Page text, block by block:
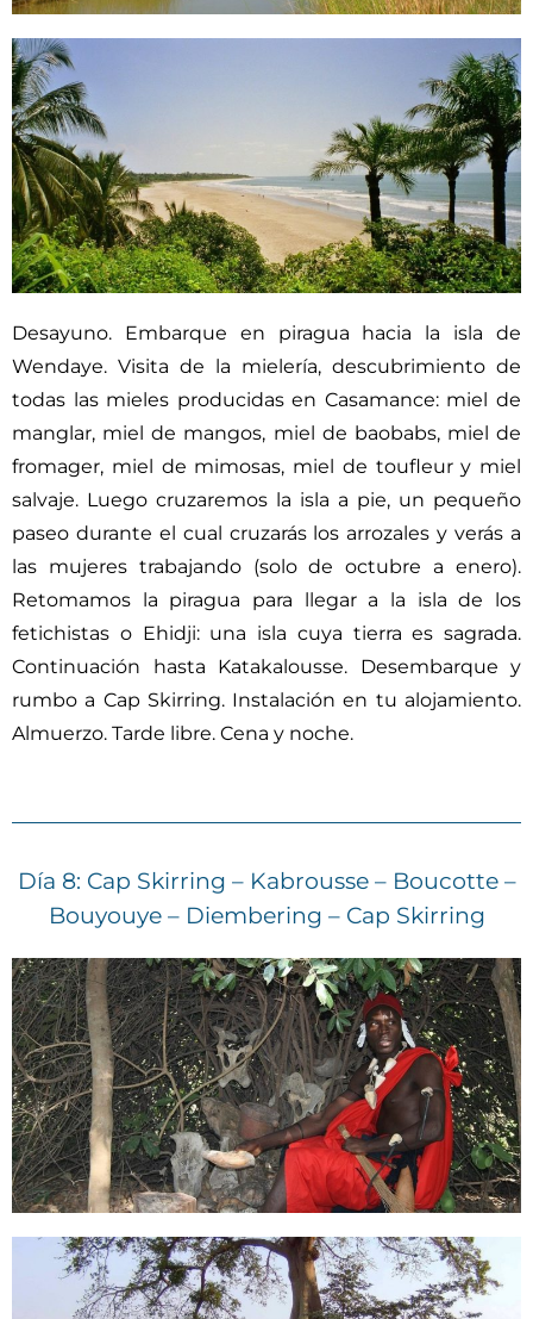
Desayuno. Embarque en piragua hacia la isla de
Wendaye. Visita de la mielería, descubrimiento de
todas las mieles producidas en Casamance: miel de
manglar, miel de mangos, miel de baobabs, miel de
fromager, miel de mimosas, miel de toufleur y miel
salvaje. Luego cruzaremos la isla a pie, un pequeño
paseo durante el cual cruzarás los arrozales y verás a
las mujeres trabajando (solo de octubre a enero).
Retomamos la piragua para llegar a la isla de los
fetichistas o Ehidji: una isla cuya tierra es sagrada.
Continuación hasta Katakalousse. Desembarque y
rumbo a Cap Skirring. Instalación en tu alojamiento.
Almuerzo. Tarde libre. Cena y noche.
Día 8: Cap Skirring – Kabrousse – Boucotte –
Bouyouye – Diembering – Cap Skirring